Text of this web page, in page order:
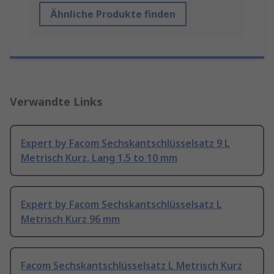
Ähnliche Produkte finden
Verwandte Links
Expert by Facom Sechskantschlüsselsatz 9 L
Metrisch Kurz, Lang 1.5 to 10 mm
Expert by Facom Sechskantschlüsselsatz L
Metrisch Kurz 96 mm
Facom Sechskantschlüsselsatz L Metrisch Kurz